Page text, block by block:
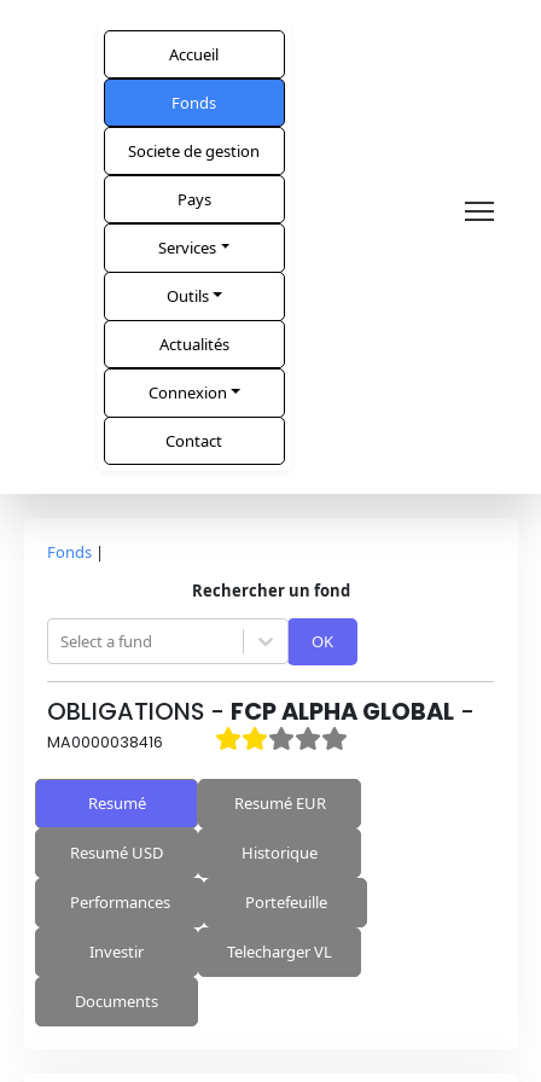
Accueil
Fonds
Societe de gestion
Pays
Services
Outils
Actualités
Connexion
Contact
Fonds |
Rechercher un fond
Select a fund OK
OBLIGATIONS - FCP ALPHA GLOBAL -
MA0000038416
Resumé Resumé EUR
Resumé USD Historique
Performances Portefeuille
Investir Telecharger VL
Documents